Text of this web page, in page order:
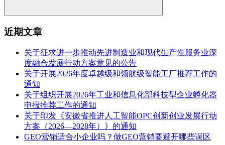
近期文章
关于征求进一步推动先进制造业和现代生产性服务业深
度融合发展行动方案意见的公告
关于开展2026年度卓越级和领航级智能工厂推荐工作的
通知
关于组织开展2026年工业和信息化部科技型企业孵化器
申报推荐工作的通知
关于印发《安徽省推进人工智能OPC创新创业发展行动
方案（2026—2028年）》的通知
GEO营销适合小企业吗？做GEO营销要避开哪些误区